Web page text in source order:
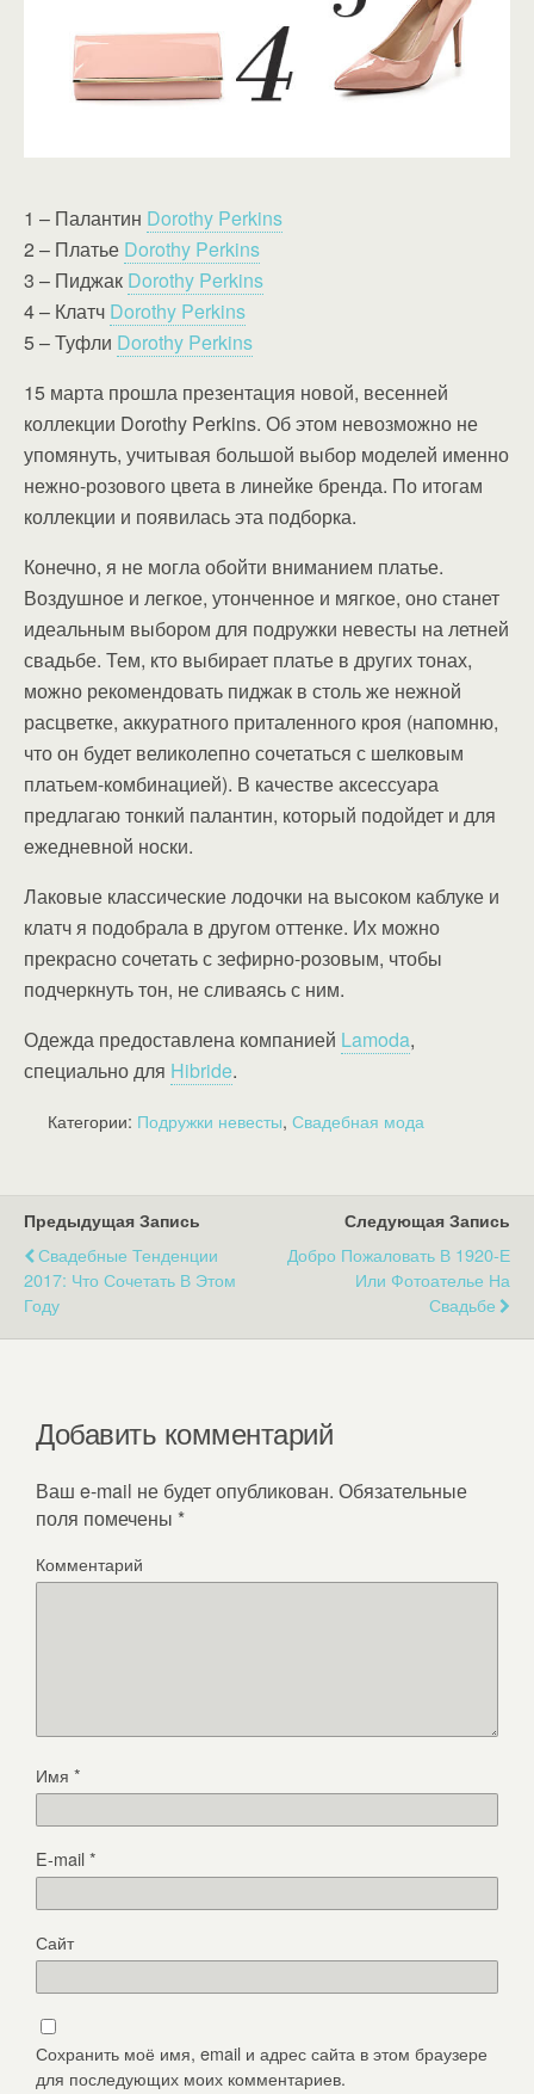
1 – Палантин Dorothy Perkins
2 – Платье Dorothy Perkins
3 – Пиджак Dorothy Perkins
4 – Клатч Dorothy Perkins
5 – Туфли Dorothy Perkins
15 марта прошла презентация новой, весенней
коллекции Dorothy Perkins. Об этом невозможно не
упомянуть, учитывая большой выбор моделей именно
нежно-розового цвета в линейке бренда. По итогам
коллекции и появилась эта подборка.
Конечно, я не могла обойти вниманием платье.
Воздушное и легкое, утонченное и мягкое, оно станет
идеальным выбором для подружки невесты на летней
свадьбе. Тем, кто выбирает платье в других тонах,
можно рекомендовать пиджак в столь же нежной
расцветке, аккуратного приталенного кроя (напомню,
что он будет великолепно сочетаться с шелковым
платьем-комбинацией). В качестве аксессуара
предлагаю тонкий палантин, который подойдет и для
ежедневной носки.
Лаковые классические лодочки на высоком каблуке и
клатч я подобрала в другом оттенке. Их можно
прекрасно сочетать с зефирно-розовым, чтобы
подчеркнуть тон, не сливаясь с ним.
Одежда предоставлена компанией Lamoda,
специально для Hibride.
Категории: Подружки невесты, Свадебная мода
Предыдущая Запись
Свадебные Тенденции
2017: Что Сочетать В Этом
Году
Следующая Запись
Добро Пожаловать В 1920-Е
Или Фотоателье На
Свадьбе
Добавить комментарий
Ваш e-mail не будет опубликован. Обязательные
поля помечены *
Комментарий
Имя *
E-mail*
Сайт
Сохранить моё имя, email и адрес сайта в этом браузере
для последующих моих комментариев.